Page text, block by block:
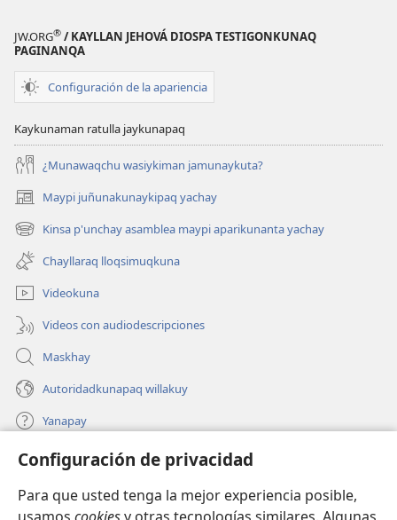
Configuración de privacidad
Para que usted tenga la mejor experiencia posible,
JW.ORG® / KAYLLAN JEHOVÁ DIOSPA TESTIGONKUNAQ
PAGINANQA
Configuración de la apariencia
Kaykunaman ratulla jaykunapaq
¿Munawaqchu wasiykiman jamunaykuta?
Maypi juñunakunaykipaq yachay
(abre
una
nueva
ventana)
Kinsa p'unchay asamblea maypi aparikunanta yachay
(abre
una
nueva
ventana)
Chayllaraq lloqsimuqkuna
Videokuna
Videos con audiodescripciones
Maskhay
Autoridadkunapaq willakuy
Yanapay
Donacionta churanapaq
una
INTERNETPI QELQANCHISKUNA Watchtower™